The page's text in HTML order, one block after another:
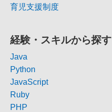
育児支援制度
経験・スキルから探す
Java
Python
JavaScript
Ruby
PHP